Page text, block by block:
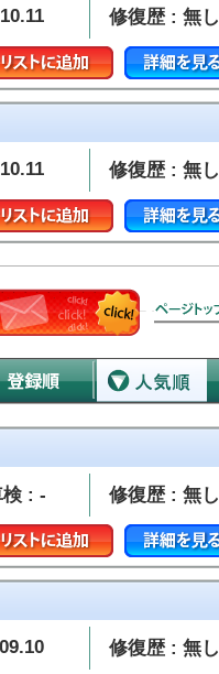
修復歴 : 無し
修復歴 : 無し
検 : - 修復歴 : 無し
修復歴 : 無し